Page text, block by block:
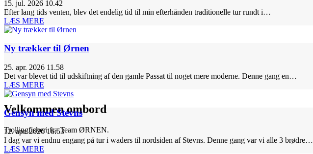
Velkommen ombord
Trollingfiskeri fra Team ØRNEN.
15. jul. 2026 10.42
Efter lang tids venten, blev det endelig tid til min efterhånden traditionelle tur rundt i…
LÆS MERE
Ny trækker til Ørnen
25. apr. 2026 11.58
Det var blevet tid til udskiftning af den gamle Passat til noget mere moderne. Denne gang en…
LÆS MERE
Gensyn med Stevns
12. apr. 2026 16.53
I dag var vi endnu engang på tur i waders til nordsiden af Stevns. Denne gang var vi alle 3 brødre…
LÆS MERE